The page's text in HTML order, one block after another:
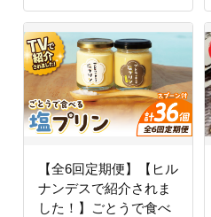
【全6回定期便】【ヒル
ナンデスで紹介されま
した！】ごとうで食べ